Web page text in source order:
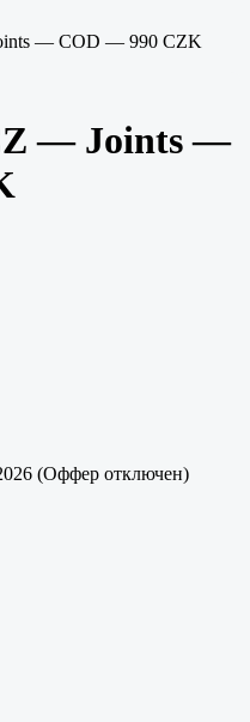
— COD — 990 CZK
— Joints —
(Оффер отключен)